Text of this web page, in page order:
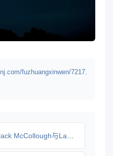
fuzhuangxinwen/7217.
McCollough与Lazaro